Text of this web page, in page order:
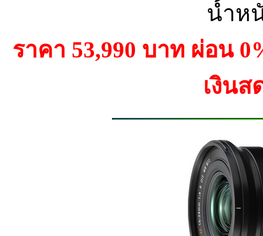
น้ำห
ราคา 53,990 บาท ผ่อน
เงินส